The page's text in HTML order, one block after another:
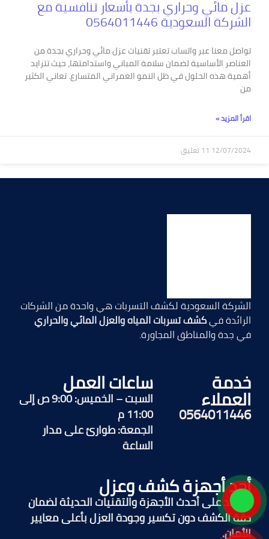
عزل مائي وحراري بجدة بأسعار تنافسية مع
الشركة السعودية 0564011446
تواصل معنا عبر واتساب تعتبر تقنيات عزل مائي وحراري بجدة من
العناصر الأساسية لضمان سلامة المباني واستدامتها، حيث تتزايد
أهمية هذه الحلول في ظل النمو العمراني المتسارع. تعاني الكثير
من
اقرأ المزيد »
12/07/2024 11 تعليق
الشركة السعودية لكشف التسربات هي واحدة من الشركات
الرائدة فيكشف تسربات المياه والعزل المائي والحراري
في جدة والمناطق المجاورة.
خدمة
العملاء
0564011446
ساعات العمل
السبت – الخميس: 9:00 ص إلى
11:00 م
الجمعة: طوارئ على مدار
الساعة
أحد أجهزة كشف وعزل
نعتمد على أحدث الأجهزة والتقنيات الحديثة لضمان
دقة الكشف دون تكسير وجودة العزل بأعلى معايير
الأمان.